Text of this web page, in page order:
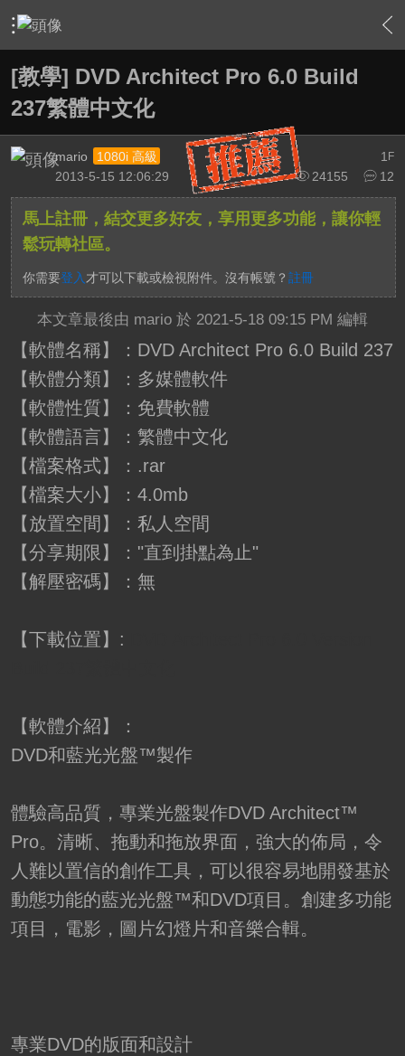
› 影片創作區 › 剪接軟硬體討論區 › 內容
[教學] DVD Architect Pro 6.0 Build
237繁體中文化
1 F
mario
1080i 高級
24155
12
2013-5-15 12:06:29
馬上註冊，結交更多好友，享用更多功能，讓你輕
鬆玩轉社區。
你需要登入 才可以下載或檢視附件。沒有帳號？ 註冊
本文章最後由 mario 於 2021-5-18 09:15 PM 編輯
【軟體名稱】：DVD Architect Pro 6.0 Build 237
【軟體分類】：多媒體軟件
【軟體性質】：免費軟體
【軟體語言】：繁體中文化
【檔案格式】：.rar
【檔案大小】：4.0mb
【放置空間】：私人空間
【分享期限】："直到掛點為止"
【解壓密碼】：無
【下載位置】:
【軟體介紹】：
DVD和藍光光盤™製作
體驗高品質，專業光盤製作DVD Architect™
Pro。清晰、拖動和拖放界面，強大的佈局，令
人難以置信的創作工具，可以很容易地開發基於
動態功能的藍光光盤™和DVD項目。創建多功能
項目，電影，圖片幻燈片和音樂合輯。
專業DVD的版面和設計